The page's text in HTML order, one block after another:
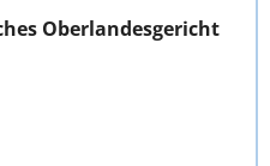
Oberlandesgericht